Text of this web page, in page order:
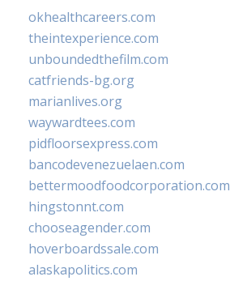
okhealthcareers.com
theintexperience.com
unboundedthefilm.com
catfriends-bg.org
marianlives.org
waywardtees.com
pidfloorsexpress.com
bancodevenezuelaen.com
bettermoodfoodcorporation.com
hingstonnt.com
chooseagender.com
hoverboardssale.com
alaskapolitics.com